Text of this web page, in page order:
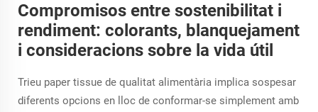
Compromisos entre sostenibilitat i
rendiment: colorants, blanquejament
i consideracions sobre la vida útil
Trieu paper tissue de qualitat alimentària implica sospesar
diferents opcions en lloc de conformar-se simplement amb